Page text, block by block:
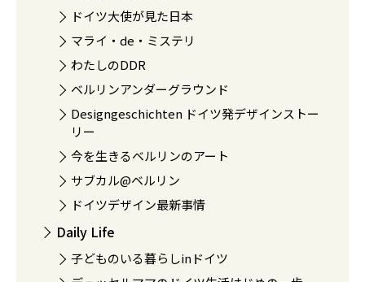
ドイツ大使が見た日本
マライ・de・ミステリ
わたしのDDR
ベルリンアンダーグラウンド
Designgeschichten ドイツ発デザインストー
リー
今を生きるベルリンのアート
サブカル@ベルリン
ドイツデザイン最新事情
Daily Life
子どものいる暮らしinドイツ